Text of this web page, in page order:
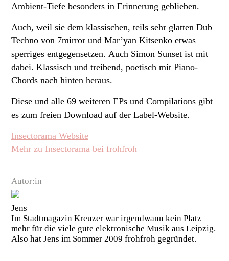
Autor:in
Jens
Im Stadtmagazin Kreuzer war irgendwann kein Platz
mehr für die viele gute elektronische Musik aus Leipzig.
Also hat Jens im Sommer 2009 frohfroh gegründet.
Ambient-Tiefe besonders in Erinnerung geblieben.
Auch, weil sie dem klassischen, teils sehr glatten Dub
Techno von 7mirror und Mar’yan Kitsenko etwas
sperriges entgegensetzen. Auch Simon Sunset ist mit
dabei. Klassisch und treibend, poetisch mit Piano-
Chords nach hinten heraus.
Diese und alle 69 weiteren EPs und Compilations gibt
es zum freien Download auf der Label-Website.
Insectorama Website
Mehr zu Insectorama bei frohfroh